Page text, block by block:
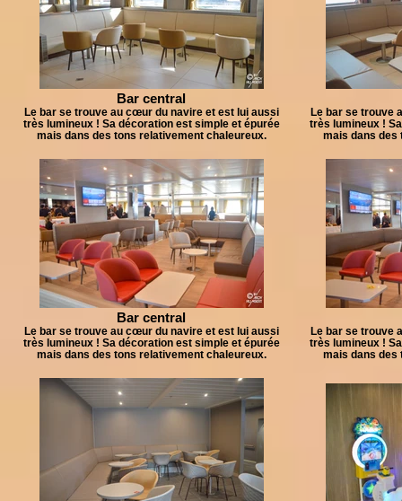
Bar central
Le bar se trouve au cœur du navire et est lui aussi
très lumineux ! Sa décoration est simple et épurée
mais dans des tons relativement chaleureux.
Le bar se trouve
très lumineux !
mais dans des
Bar central
Le bar se trouve au cœur du navire et est lui aussi
très lumineux ! Sa décoration est simple et épurée
mais dans des tons relativement chaleureux.
Le bar se trouve
très lumineux !
mais dans des